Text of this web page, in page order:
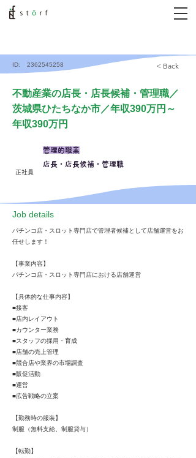
ID: 2362545258 < Back
不動産業の店長・店長候補・管理職／
茨城県ひたちなか市／年収390万円～
年収390万円
正社員
管理的職業
店長・店長候補・管理職
​Job details
パチンコ店・スロット専門店で管理者候補として店舗運営をお
任せします！
【事業内容】
パチンコ店・スロット専門店における店舗運営
【具体的な仕事内容】
■接客
■店内レイアウト
■カウンター業務
■スタッフの採用・育成
■店舗の売上管理
■競合店や業界の市場調査
■販促活動
■運営
■広告戦略の立案
【勤務時の服装】
制服（無料支給、制服貸与）
【転勤】